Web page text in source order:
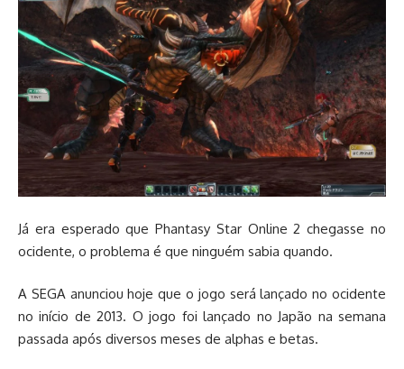
Já era esperado que Phantasy Star Online 2 chegasse no
ocidente, o problema é que ninguém sabia quando.
A SEGA anunciou hoje que o jogo será lançado no ocidente
no início de 2013. O jogo foi lançado no Japão na semana
passada após diversos meses de alphas e betas.